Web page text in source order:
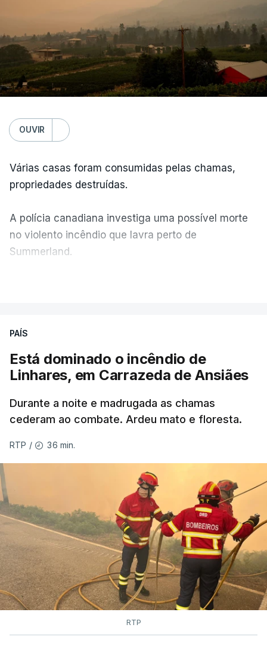
OUVIR
Várias casas foram consumidas pelas chamas,
propriedades destruídas.
A polícia canadiana investiga uma possível morte
no violento incêndio que lavra perto de
Summerland.
ERRO100
ERROR ON HTML5 MEDIA ELEMENT
ESTE CONTEÚDO ESTÁ NESTE
MOMENTO INDISPONÍVEL
As autoridades canadianas estimam que vai levar
dias ou semanas para controlar o fogo. Mais de
dois mil operacionais estão no terreno no combate
às chamas.
PAÍS
Está dominado o incêndio de
Linhares, em Carrazeda de Ansiães
Durante a noite e madrugada as chamas
cederam ao combate. Ardeu mato e floresta.
RTP / 36 min.
RTP